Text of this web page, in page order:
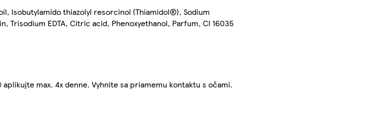
Isobutylamido thiazolyl resorcinol (Thiamidol®), Sodium
EDTA, Citric acid, Phenoxyethanol, Parfum, CI 16035
max. 4x denne. Vyhnite sa priamemu kontaktu s očami.